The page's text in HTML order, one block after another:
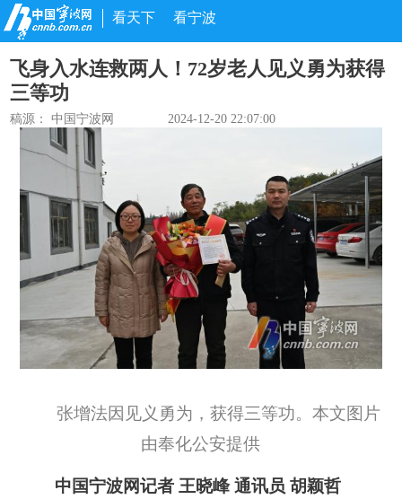
看天下 看宁波
飞身入水连救两人！72岁老人见义勇为获得
三等功
稿源： 中国宁波网 2024-12-20 22:07:00
张增法因见义勇为，获得三等功。本文图片
由奉化公安提供
中国宁波网记者 王晓峰 通讯员 胡颖哲